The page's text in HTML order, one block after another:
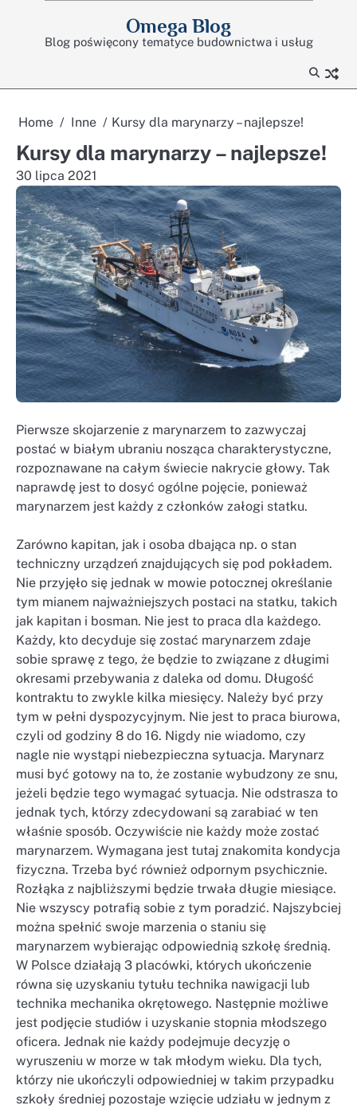
Omega Blog
Blog poświęcony tematyce budownictwa i usług
Home Inne Kursy dla marynarzy – najlepsze!
Kursy dla marynarzy – najlepsze!
30 lipca 2021
Pierwsze skojarzenie z marynarzem to zazwyczaj
postać w białym ubraniu nosząca charakterystyczne,
rozpoznawane na całym świecie nakrycie głowy. Tak
naprawdę jest to dosyć ogólne pojęcie, ponieważ
marynarzem jest każdy z członków załogi statku.
Zarówno kapitan, jak i osoba dbająca np. o stan
techniczny urządzeń znajdujących się pod pokładem.
Nie przyjęło się jednak w mowie potocznej określanie
tym mianem najważniejszych postaci na statku, takich
jak kapitan i bosman. Nie jest to praca dla każdego.
Każdy, kto decyduje się zostać marynarzem zdaje
sobie sprawę z tego, że będzie to związane z długimi
okresami przebywania z daleka od domu. Długość
kontraktu to zwykle kilka miesięcy. Należy być przy
tym w pełni dyspozycyjnym. Nie jest to praca biurowa,
czyli od godziny 8 do 16. Nigdy nie wiadomo, czy
nagle nie wystąpi niebezpieczna sytuacja. Marynarz
musi być gotowy na to, że zostanie wybudzony ze snu,
jeżeli będzie tego wymagać sytuacja. Nie odstrasza to
jednak tych, którzy zdecydowani są zarabiać w ten
właśnie sposób. Oczywiście nie każdy może zostać
marynarzem. Wymagana jest tutaj znakomita kondycja
fizyczna. Trzeba być również odpornym psychicznie.
Rozłąka z najbliższymi będzie trwała długie miesiące.
Nie wszyscy potrafią sobie z tym poradzić. Najszybciej
można spełnić swoje marzenia o staniu się
marynarzem wybierając odpowiednią szkołę średnią.
W Polsce działają 3 placówki, których ukończenie
równa się uzyskaniu tytułu technika nawigacji lub
technika mechanika okrętowego. Następnie możliwe
jest podjęcie studiów i uzyskanie stopnia młodszego
oficera. Jednak nie każdy podejmuje decyzję o
wyruszeniu w morze w tak młodym wieku. Dla tych,
którzy nie ukończyli odpowiedniej w takim przypadku
szkoły średniej pozostaje wzięcie udziału w jednym z